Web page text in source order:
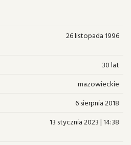
26 listopada 1996
30 lat
mazowieckie
6 sierpnia 2018
13 stycznia 2023 | 14:38